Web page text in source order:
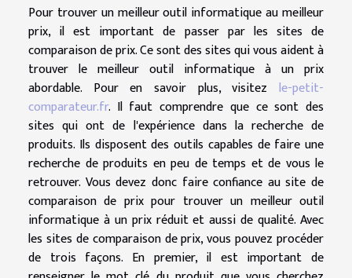
Pour trouver un meilleur outil informatique au meilleur
prix, il est important de passer par les sites de
comparaison de prix. Ce sont des sites qui vous aident à
trouver le meilleur outil informatique à un prix
abordable. Pour en savoir plus, visitez le-petit-
comparateur.fr. Il faut comprendre que ce sont des
sites qui ont de l'expérience dans la recherche de
produits. Ils disposent des outils capables de faire une
recherche de produits en peu de temps et de vous le
retrouver. Vous devez donc faire confiance au site de
comparaison de prix pour trouver un meilleur outil
informatique à un prix réduit et aussi de qualité. Avec
les sites de comparaison de prix, vous pouvez procéder
de trois façons. En premier, il est important de